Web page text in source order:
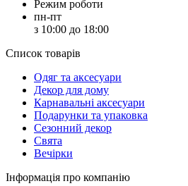
Режим роботи
пн-пт
з 10:00 до 18:00
Список товарів
Oдяг та аксесуари
Декор для дому
Карнавальні аксесуари
Подарунки та упаковка
Сезонний декор
Свята
Вечірки
Інформація про компанію